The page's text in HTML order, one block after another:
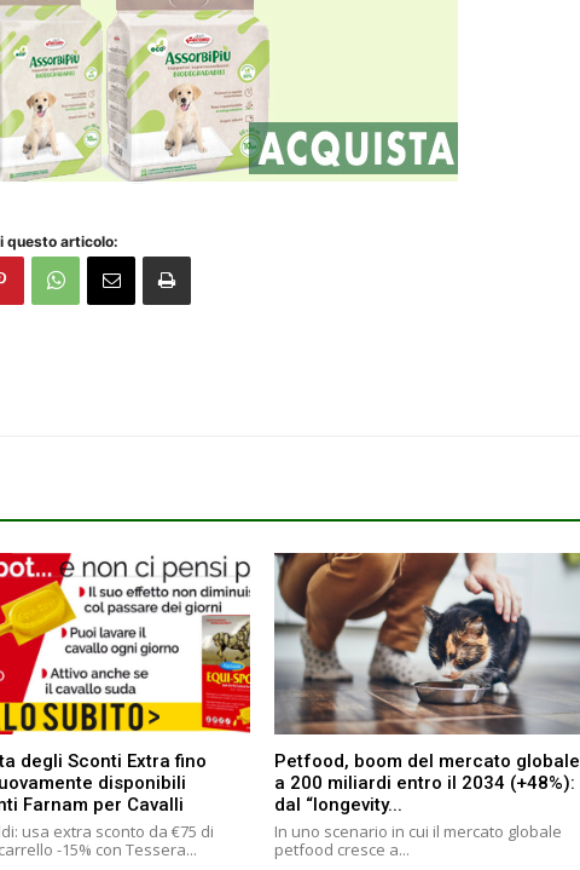
questo articolo:
degli Sconti Extra fino
disponibili
Farnam per Cavalli
usa extra sconto da €75 di
-15% con Tessera...
Petfood, boom del mercato globale
a 200 miliardi entro il 2034 (+48%):
dal “longevity...
In uno scenario in cui il mercato globale
petfood cresce a...